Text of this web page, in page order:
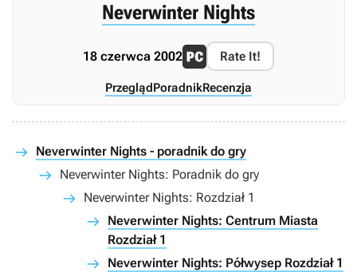
Neverwinter Nights
18 czerwca 2002 Rate It!
Przegląd PoradnikRecenzja
Neverwinter Nights - poradnik do gry
Neverwinter Nights: Poradnik do gry
Neverwinter Nights: Rozdział 1
Neverwinter Nights: Centrum Miasta
Rozdział 1
Neverwinter Nights: Półwysep Rozdział 1